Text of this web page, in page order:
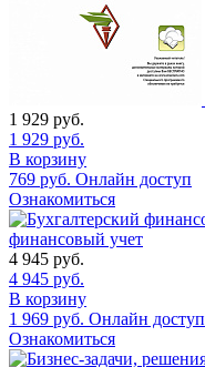
1 929 руб.
1 929 руб.
В корзину
769 руб. Онлайн доступ
Ознакомиться
финансовый учет
4 945 руб.
4 945 руб.
В корзину
1 969 руб. Онлайн доступ
Ознакомиться